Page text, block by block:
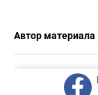
Автор материала